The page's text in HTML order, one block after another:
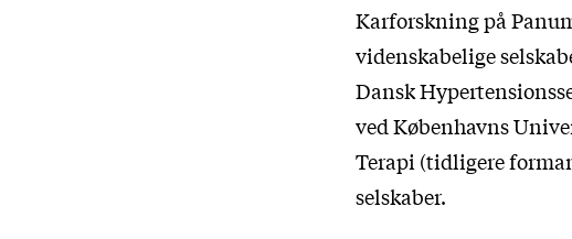
Karforskning på
videnskabelige
Dansk
ved Københavns
Terapi (tidligere
selskaber.